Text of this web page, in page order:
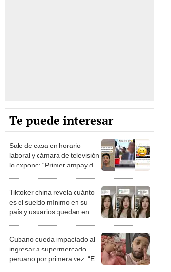
Te puede interesar
Sale de casa en horario
laboral y cámara de televisión
lo expone: “Primer ampay del
Tiktoker china revela cuánto
es el sueldo mínimo en su
país y usuarios quedan en
Cubano queda impactado al
ingresar a supermercado
peruano por primera vez: “Es